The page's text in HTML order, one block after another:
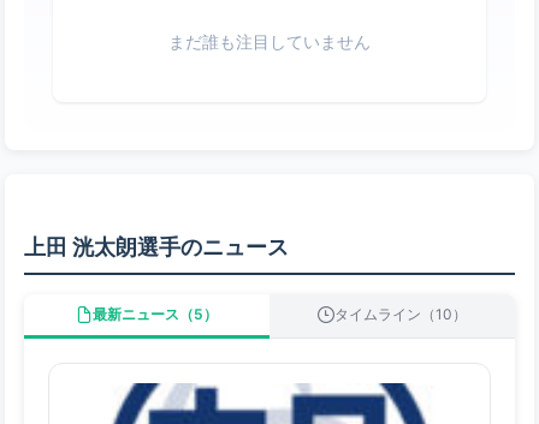
まだ誰も注目していません
上田 洸太朗選手のニュース
最新ニュース（5） タイムライン（10）